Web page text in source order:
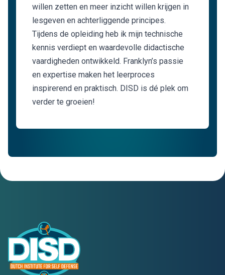
willen zetten en meer inzicht willen krijgen in
lesgeven en achterliggende principes.
Tijdens de opleiding heb ik mijn technische
kennis verdiept en waardevolle didactische
vaardigheden ontwikkeld. Franklyn’s passie
en expertise maken het leerproces
inspirerend en praktisch. DISD is dé plek om
verder te groeien!